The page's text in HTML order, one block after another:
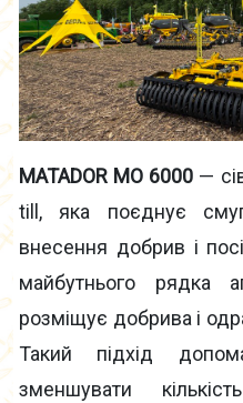
MATADOR MO 6000 —
till, яка поєднує
внесення добрив і
майбутнього рядка
розміщує добрива і
Такий підхід
зменшувати